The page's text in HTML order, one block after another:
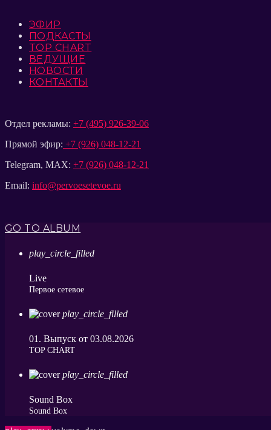
ЭФИР
ПОДКАСТЫ
TOP CHART
ВЕДУЩИЕ
НОВОСТИ
КОНТАКТЫ
Отдел рекламы: +7 (495) 926-39-06
Прямой эфир: +7 (926) 048-12-21
Telegram, MAX: +7 (926) 048-12-21
Email: info@pervoesetevoe.ru
GO TO ALBUM
play_circle_filled
Live
Первое сетевое
play_circle_filled
01. Выпуск от 03.08.2026
ТОP CHART
play_circle_filled
Sound Box
Sound Box